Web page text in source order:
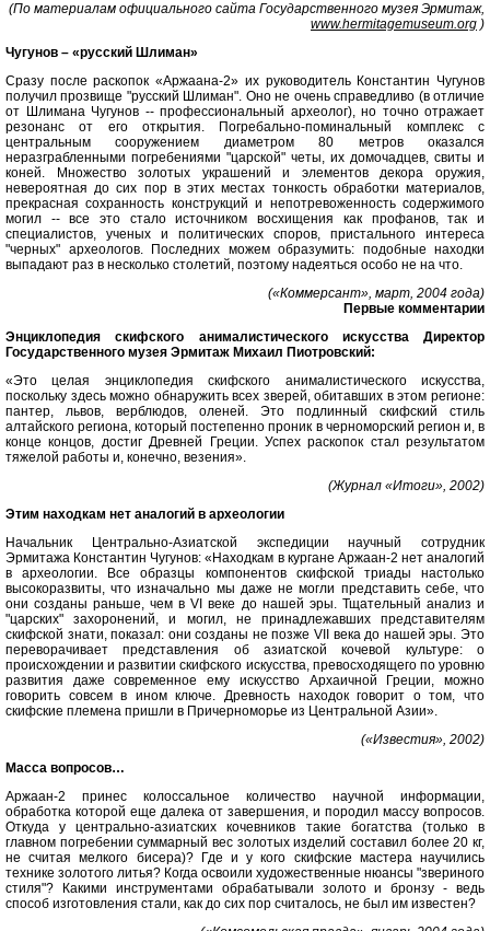
(По материалам официального сайта Государственного музея Эрмитаж,
www.hermitagemuseum.org )
Чугунов – «русский Шлиман»
Сразу после раскопок «Аржаана-2» их руководитель Константин Чугунов
получил прозвище "русский Шлиман". Оно не очень справедливо (в отличие
от Шлимана Чугунов -- профессиональный археолог), но точно отражает
резонанс от его открытия. Погребально-поминальный комплекс с
центральным сооружением диаметром 80 метров оказался
неразграбленными погребениями "царской" четы, их домочадцев, свиты и
коней. Множество золотых украшений и элементов декора оружия,
невероятная до сих пор в этих местах тонкость обработки материалов,
прекрасная сохранность конструкций и непотревоженность содержимого
могил -- все это стало источником восхищения как профанов, так и
специалистов, ученых и политических споров, пристального интереса
"черных" археологов. Последних можем образумить: подобные находки
выпадают раз в несколько столетий, поэтому надеяться особо не на что.
(«Коммерсант», март, 2004 года)
Первые комментарии
Энциклопедия скифского анималистического искусства Директор
Государственного музея Эрмитаж Михаил Пиотровский:
«Это целая энциклопедия скифского анималистического искусства,
поскольку здесь можно обнаружить всех зверей, обитавших в этом регионе:
пантер, львов, верблюдов, оленей. Это подлинный скифский стиль
алтайского региона, который постепенно проник в черноморский регион и, в
конце концов, достиг Древней Греции. Успех раскопок стал результатом
тяжелой работы и, конечно, везения».
(Журнал «Итоги», 2002)
Этим находкам нет аналогий в археологии
Начальник Центрально-Азиатской экспедиции научный сотрудник
Эрмитажа Константин Чугунов: «Находкам в кургане Аржаан-2 нет аналогий
в археологии. Все образцы компонентов скифской триады настолько
высокоразвиты, что изначально мы даже не могли представить себе, что
они созданы раньше, чем в VI веке до нашей эры. Тщательный анализ и
"царских" захоронений, и могил, не принадлежавших представителям
скифской знати, показал: они созданы не позже VII века до нашей эры. Это
переворачивает представления об азиатской кочевой культуре: о
происхождении и развитии скифского искусства, превосходящего по уровню
развития даже современное ему искусство Архаичной Греции, можно
говорить совсем в ином ключе. Древность находок говорит о том, что
скифские племена пришли в Причерноморье из Центральной Азии».
(«Известия», 2002)
Масса вопросов…
Аржаан-2 принес колоссальное количество научной информации,
обработка которой еще далека от завершения, и породил массу вопросов.
Откуда у центрально-азиатских кочевников такие богатства (только в
главном погребении суммарный вес золотых изделий составил более 20 кг,
не считая мелкого бисера)? Где и у кого скифские мастера научились
технике золотого литья? Когда освоили художественные нюансы "звериного
стиля"? Какими инструментами обрабатывали золото и бронзу - ведь
способ изготовления стали, как до сих пор считалось, не был им известен?